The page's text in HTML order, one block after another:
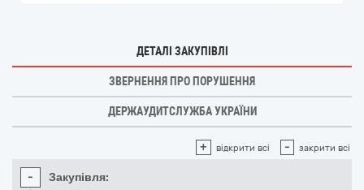
ДЕТАЛІ ЗАКУПІВЛІ
ЗВЕРНЕННЯ ПРО ПОРУШЕННЯ
ДЕРЖАУДИТСЛУЖБА УКРАЇНИ
+ відкрити всі - закрити всі
- Закупівля: